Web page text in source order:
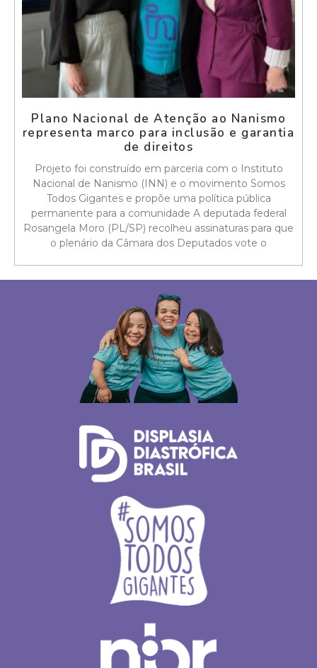
Plano Nacional de Atenção ao Nanismo
representa marco para inclusão e garantia
de direitos
Projeto foi construído em parceria com o Instituto
Nacional de Nanismo (INN) e o movimento Somos
Todos Gigantes e propõe uma política pública
permanente para a comunidade A deputada federal
Rosangela Moro (PL/SP) recolheu assinaturas para que
o plenário da Câmara dos Deputados vote o